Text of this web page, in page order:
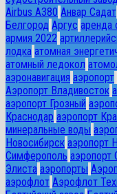
Airbus A380 Анвар Садат
Белгород Аргус аренда
армия 2022
лодка атомная
атомный ледокол
аэронавигация аэропорт
Аэропорт Владивосток
аэропорт Грозный
Краснодар аэропорт
минеральные воды
Новосибирск аэропорт
Симферополь аэропорт
Элиста аэропорты
аэрофлот Аэрофлот